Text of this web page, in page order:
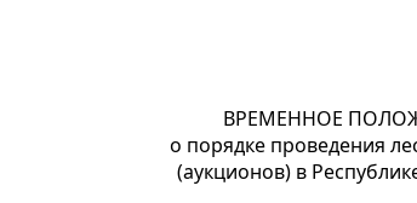
ВРЕМЕННОЕ
о порядке проведения
(аукционов) в